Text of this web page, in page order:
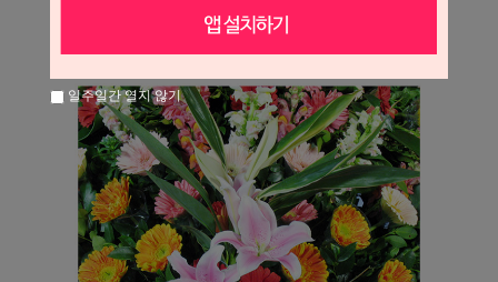
일주일간 열지 않기